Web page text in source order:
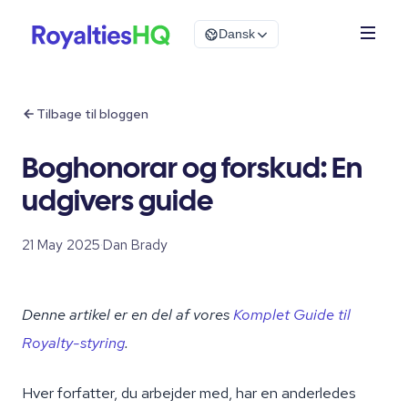
Dansk
Tilbage til bloggen
Boghonorar og forskud: En
udgivers guide
21 May 2025·Dan Brady
Denne artikel er en del af voresKomplet Guide til
Royalty-styring.
Hver forfatter, du arbejder med, har en anderledes